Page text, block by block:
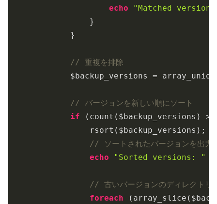
echo
"Matched
                }
            }
// 重複を排除
$backup_versions =
// バージョンを新しい順にソート
if (count($backup_versions) >
                rsort($backup_versions);
// ソートされたバージョンを出力
echo
"Sorted versions: "
// 古いバージョンのディレクトリ
foreach